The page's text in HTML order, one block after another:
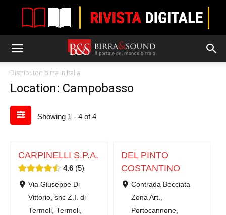
Distributori birra in Italia
Location: Campobasso
Showing 1 - 4 of 4
CARPINELLI S.P.A.
4.6 5
Via Giuseppe Di
Vittorio, snc Z.I. di
Termoli, Termoli,
DEL PINTO
COSTANTINO
Contrada Becciata
Zona Art.,
Portocannone,